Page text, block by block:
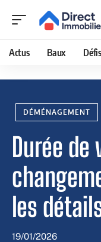
Actus Baux
DÉMÉNAGEMENT
Durée de
les
19/01/2026